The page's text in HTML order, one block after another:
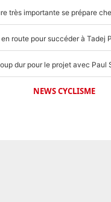
NEWS CYCLISME